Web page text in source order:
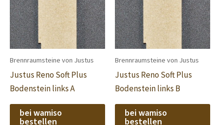
Brennraumsteine von Justus
Justus Reno Soft Plus
Bodenstein links A
bei wamiso
bestellen
Brennraumsteine von Justus
Justus Reno Soft Plus
Bodenstein links B
bei wamiso
bestellen